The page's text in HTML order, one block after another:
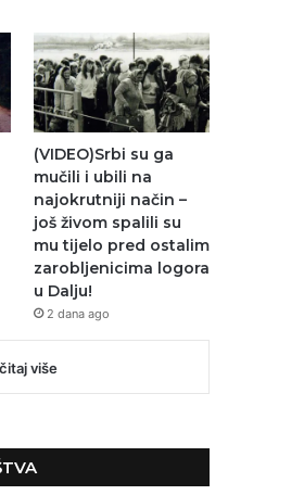
(VIDEO)Srbi su ga
mučili i ubili na
najokrutniji način –
još živom spalili su
mu tijelo pred ostalim
zarobljenicima logora
u Dalju!
2 dana ago
više